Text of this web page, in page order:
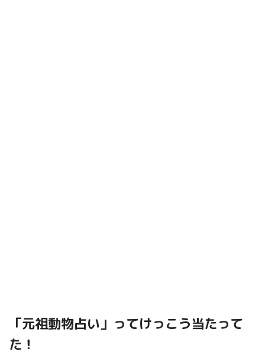
「元祖動物占い」ってけっこう当たって
た！